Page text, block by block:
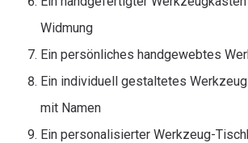
Widmung
Ein persönliches handgewebtes
Ein individuell gestaltetes
mit Namen
Ein personalisierter Werkzeug-